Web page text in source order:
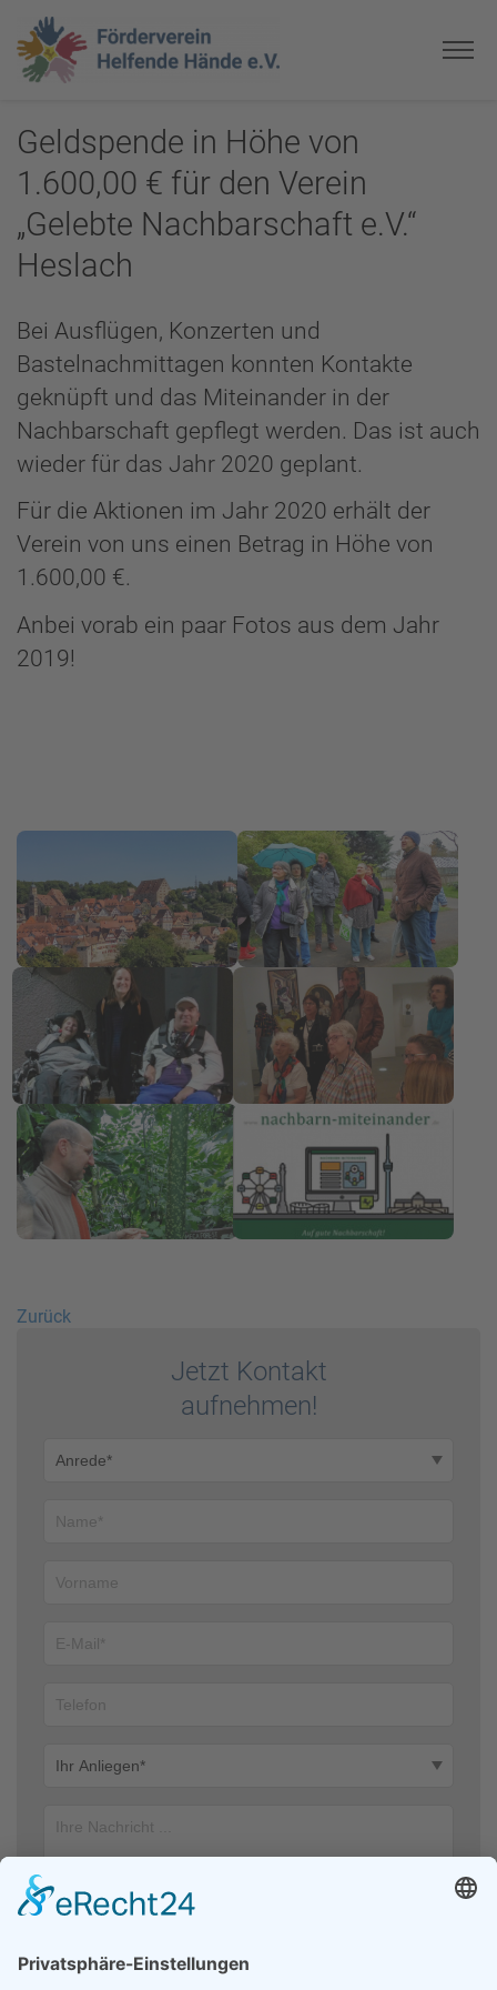
Geldspende in Höhe von
1.600,00 € für den Verein
„Gelebte Nachbarschaft e.V.“
Heslach
Bei Ausflügen, Konzerten und
Bastelnachmittagen konnten Kontakte
geknüpft und das Miteinander in der
Nachbarschaft gepflegt werden. Das ist auch
wieder für das Jahr 2020 geplant.
Für die Aktionen im Jahr 2020 erhält der
Verein von uns einen Betrag in Höhe von
1.600,00 €.
Anbei vorab ein paar Fotos aus dem Jahr
2019!
Zurück
Jetzt Kontakt
auf­nehmen!
Beantwortung meiner Anfrage erhoben und verarbeitet werden. Die